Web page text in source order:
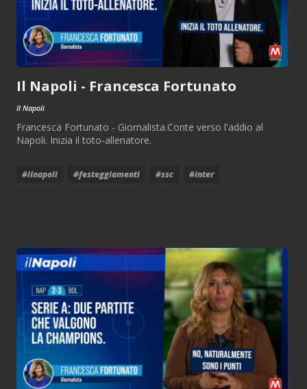
Il Napoli - Francesca Fortunato
Il Napoli
Francesca Fortunato - Giornalista.Conte verso l'addio al
Napoli. Inizia il toto-allenatore.
#ilnapoli #festeggiamenti #ssc #inter